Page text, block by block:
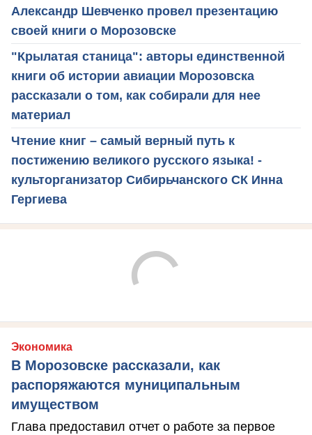
Александр Шевченко провел презентацию
своей книги о Морозовске
"Крылатая станица": авторы единственной
книги об истории авиации Морозовска
рассказали о том, как собирали для нее
материал
Чтение книг – самый верный путь к
постижению великого русского языка! -
культорганизатор Сибирьчанского СК Инна
Гергиева
Экономика
В Морозовске рассказали, как
распоряжаются муниципальным
имуществом
Глава предоставил отчет о работе за первое